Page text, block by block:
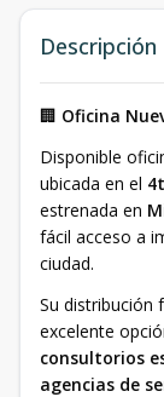
Descripción
🏢 Oficina
Disponible
ubicada en el
estrenada en
fácil acceso a
ciudad.
Su distribución
excelente
consultorios
agencias de